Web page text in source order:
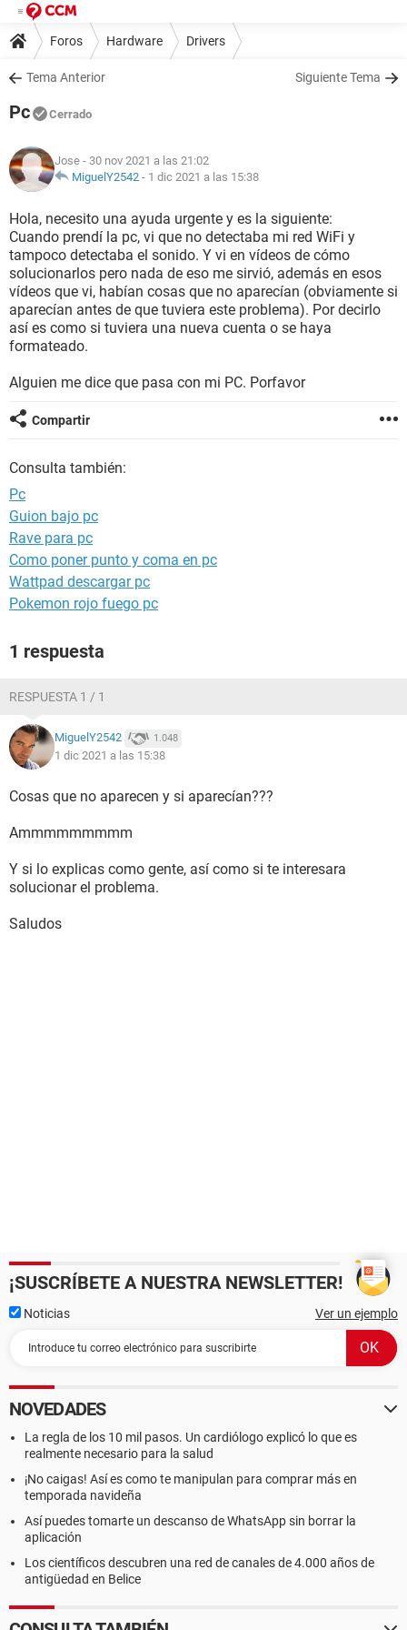
Foros Hardware Drivers
Tema Anterior Siguiente Tema
Pc Cerrado
Jose - 30 nov 2021 a las 21:02
MiguelY2542 - 1 dic 2021 a las 15:38
Hola, necesito una ayuda urgente y es la siguiente:
Cuando prendí la pc, vi que no detectaba mi red WiFi y
tampoco detectaba el sonido. Y vi en vídeos de cómo
solucionarlos pero nada de eso me sirvió, además en esos
vídeos que vi, habían cosas que no aparecían (obviamente si
aparecían antes de que tuviera este problema). Por decirlo
así es como si tuviera una nueva cuenta o se haya
formateado.
Alguien me dice que pasa con mi PC. Porfavor
Compartir
Consulta también:
Pc
Guion bajo pc
Rave para pc
Como poner punto y coma en pc
Wattpad descargar pc
Pokemon rojo fuego pc
1 respuesta
RESPUESTA 1 / 1
MiguelY2542 1.048
1 dic 2021 a las 15:38
Cosas que no aparecen y si aparecían???
Ammmmmmmmm
Y si lo explicas como gente, así como si te interesara
solucionar el problema.
Saludos
¡SUSCRÍBETE A NUESTRA NEWSLETTER!
Noticias Ver un ejemplo
NOVEDADES
La regla de los 10 mil pasos. Un cardiólogo explicó lo que es
realmente necesario para la salud
¡No caigas! Así es como te manipulan para comprar más en
temporada navideña
Así puedes tomarte un descanso de WhatsApp sin borrar la
aplicación
Los científicos descubren una red de canales de 4.000 años de
antigüedad en Belice